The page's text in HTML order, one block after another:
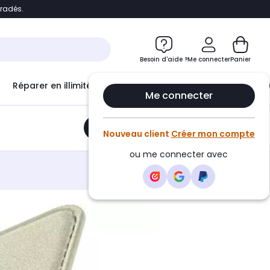
Accéder directement au chatbot
Besoin d'aide ?Me connecter
Me connecter
Nouveau client Créer mon compte
ou me connecter avec
Panier
Réparer en illimité avec Le Club Infinity
Ajouter au panier